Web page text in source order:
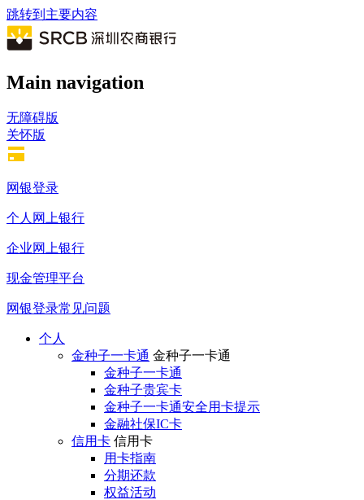
跳转到主要内容
Main navigation
无障碍版
关怀版
网银登录
个人网上银行
企业网上银行
现金管理平台
网银登录常见问题
个人
金种子一卡通 金种子一卡通
金种子一卡通
金种子贵宾卡
金种子一卡通安全用卡提示
金融社保IC卡
信用卡 信用卡
用卡指南
分期还款
权益活动